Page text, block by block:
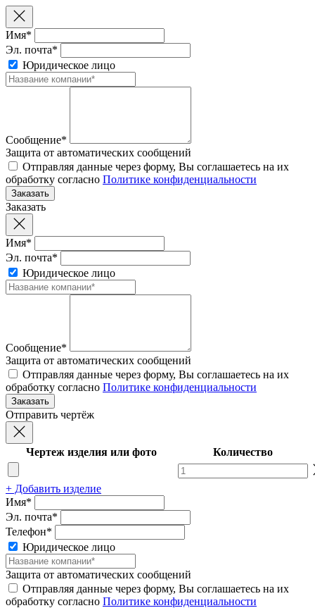
Имя*
Эл. почта*
Юридическое лицо
Сообщение*
Защита от автоматических сообщений
Отправляя данные через форму, Вы соглашаетесь на их
обработку согласно Политике конфиденциальности
Заказать
Имя*
Эл. почта*
Юридическое лицо
Сообщение*
Защита от автоматических сообщений
Отправляя данные через форму, Вы соглашаетесь на их
обработку согласно Политике конфиденциальности
Отправить чертёж
Чертеж изделия или фото Количество
+ Добавить изделие
Имя*
Эл. почта*
Телефон*
Юридическое лицо
Защита от автоматических сообщений
Отправляя данные через форму, Вы соглашаетесь на их
обработку согласно Политике конфиденциальности